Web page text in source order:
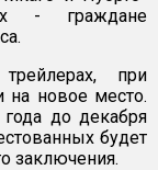
- граждане
при
на новое место.
до декабря
будет
заключения.